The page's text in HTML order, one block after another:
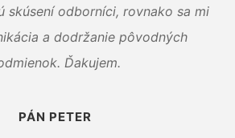
skúsení odborníci, rovnako sa mi
a dodržanie pôvodných
Ďakujem.
PÁN PETER